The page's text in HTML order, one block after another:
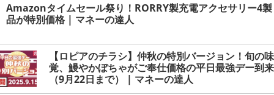
Amazonタイムセール祭り！RORRY製充電アクセサリー4製
品が特別価格 | マネーの達人
【ロピアのチラシ】仲秋の特別バージョン！旬の味
覚、鰻やかぼちゃがご奉仕価格の平日最強デー到来
（9月22日まで） | マネーの達人